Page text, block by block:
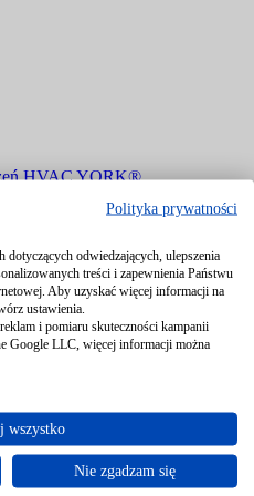
HVAC YORK®
i ciepła
i VAV
Polityka prywatności
odwiedzających, ulepszenia
treści i zapewnienia Państwu
Aby uzyskać więcej informacji na
ustawienia.
i pomiaru skuteczności kampanii
Google LLC, więcej informacji można
wszystko
Nie zgadzam się